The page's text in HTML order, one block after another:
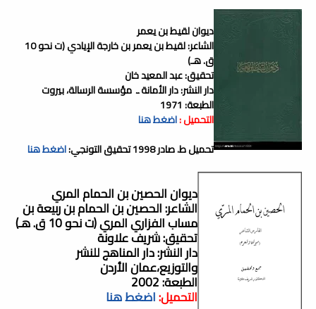
ديوان لقيط بن يعمر
الشاعر: لقيط بن يعمر بن خارجة الإيادي (ت نحو 10
ق. هـ)
تحقيق: عبد المعيد خان
دار النشر: دار الأمانة ـ مؤسسة الرسالة، بيروت
الطبعة: 1971
التحميل :اضغط هنا
تحميل ط. صادر 1998 تحقيق التونجي:
اضغط هنا
ديوان الحصين بن الحمام المري
الشاعر: الحصين بن الحمام بن ربيعة بن
مساب الفزاري المري (ت نحو 10 ق. هـ)
تحقيق: شريف علاونة
دار النشر: دار المناهج للنشر
والتوزيع،عمان الأردن
الطبعة: 2002
التحميل:اضغط هنا